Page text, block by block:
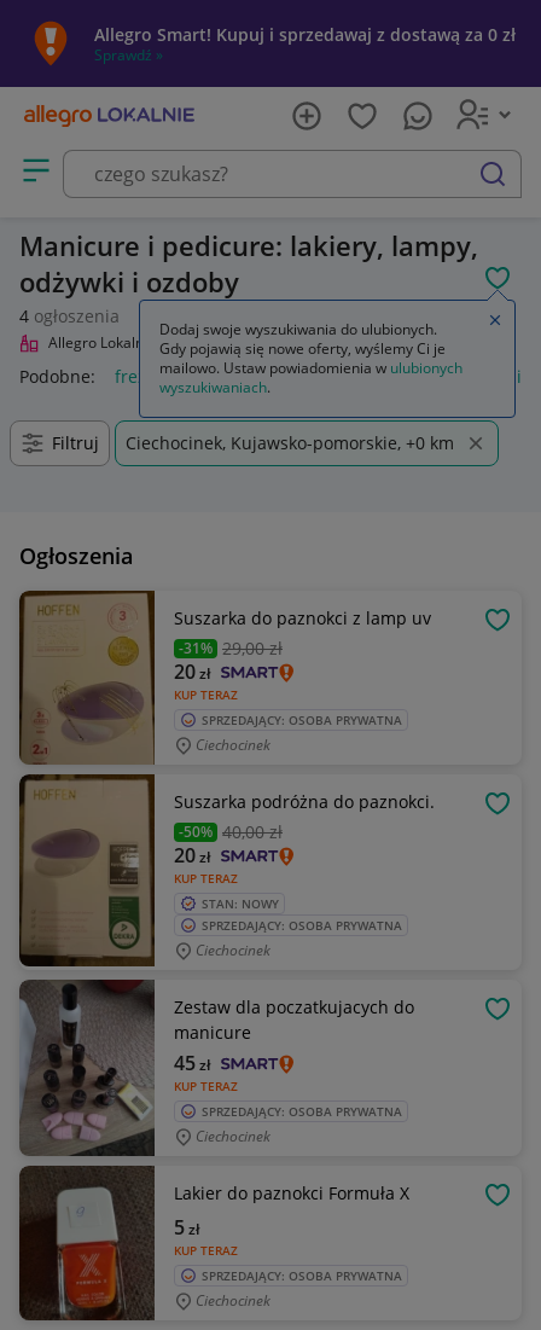
Allegro Smart! Kupuj i sprzedawaj z dostawą za 0 zł
Sprawdź »
Otwórz menu z kategoriami
szukaj
Manicure i pedicure: lakiery, lampy,
odżywki i ozdoby
4 ogłoszenia
Allegro Lokalnie Uroda Manicure i pedicure
Podobne: frezarka do manicure i pedicure zestaw do
Filtruj Ciechocinek, Kujawsko-pomorskie, +0 km
Ogłoszenia
Suszarka do paznokci z lamp uv
-31% 29,00 zł
KUP TERAZ
20zł
SPRZEDAJĄCY: OSOBA PRYWATNA
Ciechocinek
Suszarka podróżna do paznokci.
-50% 40,00 zł
KUP TERAZ
20zł
STAN: NOWY
SPRZEDAJĄCY: OSOBA PRYWATNA
Ciechocinek
Zestaw dla poczatkujacych do
manicure
KUP TERAZ
45zł
SPRZEDAJĄCY: OSOBA PRYWATNA
Ciechocinek
Lakier do paznokci Formuła X
KUP TERAZ
5zł
SPRZEDAJĄCY: OSOBA PRYWATNA
Ciechocinek
Dodaj swoje wyszukiwania do ulubionych.
Gdy pojawią się nowe oferty, wyślemy Ci je
mailowo. Ustaw powiadomienia w ulubionych
wyszukiwaniach.